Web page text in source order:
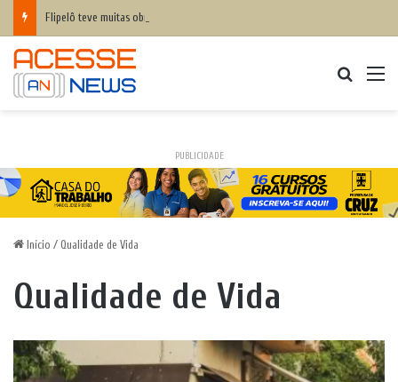
PUBLICIDADE
Início / Qualidade de Vida
Qualidade de Vida